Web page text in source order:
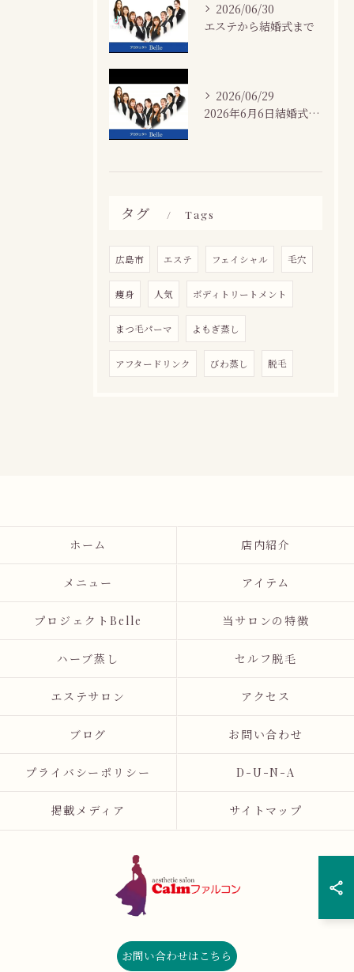
2026/06/30
エステから結婚式まで
2026/06/29
2026年6月6日結婚式場カサネにて
タグ Tags
広島市 エステ フェイシャル 毛穴
痩身 人気 ボディトリートメント
まつ毛パーマ よもぎ蒸し
アフタードリンク びわ蒸し 脱毛
お問い合わせはこちら
ホーム 店内紹介
メニュー アイテム
プロジェクトBelle 当サロンの特徴
ハーブ蒸し セルフ脱毛
エステサロン アクセス
ブログ お問い合わせ
プライバシーポリシー D-U-N-A
掲載メディア サイトマップ
© 2026 広島県広島市のエステならCalmファルコン ALL RIGHTS RESERVED.